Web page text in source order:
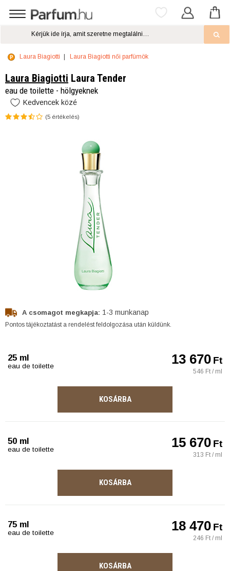
Laura Biagiotti Laura Biagiotti női parfümök
Laura Biagiotti Laura Tender
eau de toilette - hölgyeknek
Kedvencek közé
(5 értékelés)
A csomagot megkapja: 1-3 munkanap
Pontos tájékoztatást a rendelést feldolgozása után küldünk.
25 ml
eau de toilette 13 670Ft
546 Ft / ml
KOSÁRBA
50 ml
eau de toilette 15 670Ft
313 Ft / ml
KOSÁRBA
75 ml
eau de toilette 18 470Ft
246 Ft / ml
KOSÁRBA